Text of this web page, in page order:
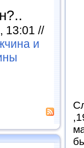
13:01 //
и